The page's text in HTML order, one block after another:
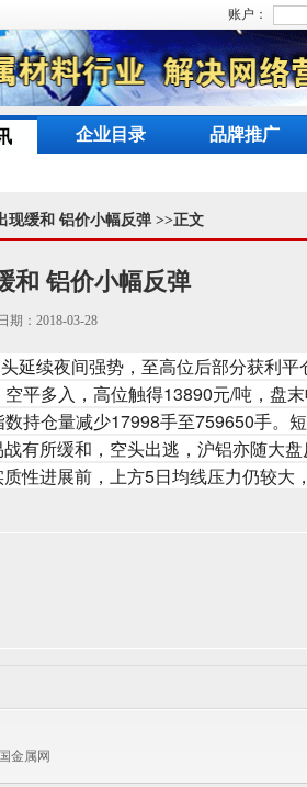
账户：
企业目录 品牌推广
现缓和 铝价小幅反弹 >>正文
和 铝价小幅反弹
：2018-03-28
延续夜间强势，至高位后部分获利平
平多入，高位触得13890元/吨，盘
持仓量减少17998手至759650手。
有所缓和，空头出逃，沪铝亦随大盘
性进展前，上方5日均线压力仍较大
金属网